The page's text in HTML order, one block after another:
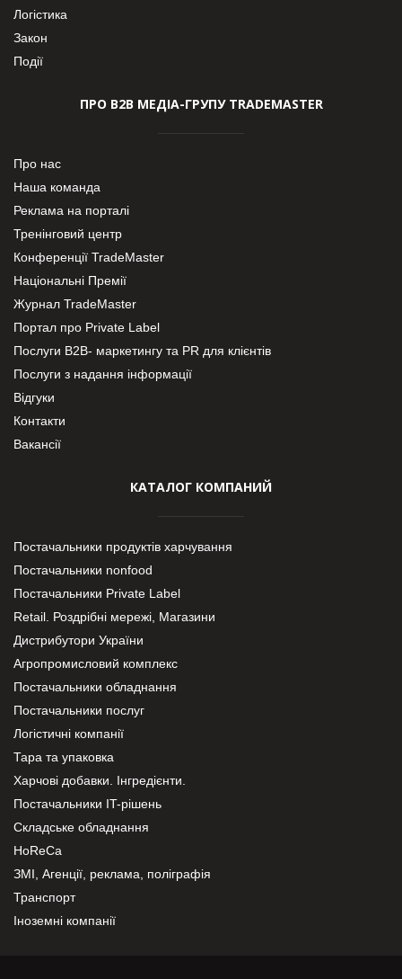
Логістика
Закон
Події
ПРО В2В МЕДІА-ГРУПУ TRADEMASTER
Про нас
Наша команда
Реклама на порталі
Тренінговий центр
Конференції TradeMaster
Національні Премії
Журнал TradeMaster
Портал про Private Label
Послуги В2В- маркетингу та PR для клієнтів
Послуги з надання інформації
Відгуки
Контакти
Вакансії
КАТАЛОГ КОМПАНИЙ
Постачальники продуктів харчування
Постачальники nonfood
Постачальники Private Label
Retail. Роздрібні мережі, Магазини
Дистрибутори України
Агропромисловий комплекс
Постачальники обладнання
Постачальники послуг
Логістичні компанії
Тара та упаковка
Харчові добавки. Інгредієнти.
Постачальники IT-рішень
Складське обладнання
HoReCa
ЗМІ, Агенції, реклама, поліграфія
Транспорт
Іноземні компанії